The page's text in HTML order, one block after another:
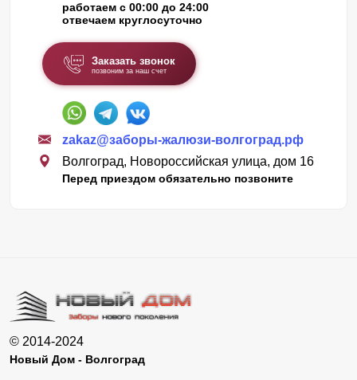
работаем с 00:00 до 24:00
отвечаем круглосуточно
Заказать звонок
позвоним за наш счет
zakaz@заборы-жалюзи-волгоград.рф
Волгоград, Новороссийская улица, дом 16
Перед приездом обязательно позвоните
© 2014-2024
Новый Дом - Волгоград